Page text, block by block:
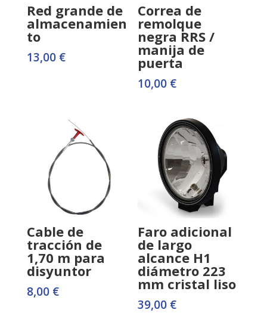
Red grande de
almacenamien
to
13,00 €
Correa de
remolque
negra RRS /
manija de
puerta
10,00 €
Cable de
tracción de
1,70 m para
disyuntor
8,00 €
Faro adicional
de largo
alcance H1
diámetro 223
mm cristal liso
39,00 €